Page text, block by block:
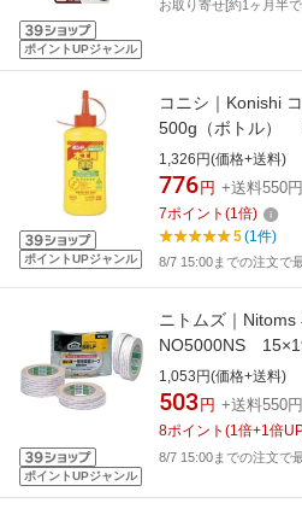
ポイントUPジャンル
お取り寄せ[約1ヶ月半
ポイントUPジャンル
コニシ｜Konishi
500g（ボトル）
1,326円(価格+送料)
776 円 +送料550円
7ポイント (1倍)
5(1件)
8/7 15:00までの注文で
ポイントUPジャンル
ニトムズ｜
NO5000NS
1,053円(価格+送料)
503 円 +送料550円
8ポイント (1倍+1倍
8/7 15:00までの注文で